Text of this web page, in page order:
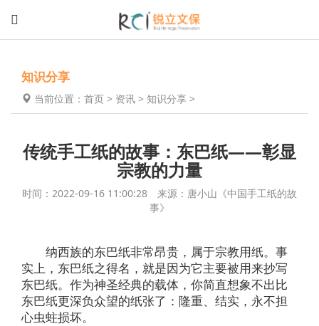
知识分享
当前位置： 首页 > 资讯 > 知识分享 >
传统手工纸的故事：东巴纸——彰显
宗教的力量
时间：2022-09-16 11:00:28 来源：唐小山《中国手工纸的故
事》
纳西族的东巴纸非常昂贵，属于宗教用纸。事
实上，东巴纸之得名，就是因为它主要被用来抄写
东巴纸。作为神圣经典的载体，你简直想象不出比
东巴纸更深负众望的纸张了：隆重、结实，永不担
心虫蛀损坏。